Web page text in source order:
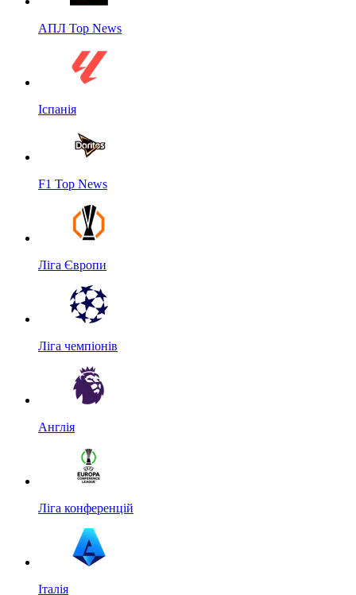
АПЛ Top News
Іспанія
F1 Top News
Ліга Європи
Ліга чемпіонів
Англія
Ліга конференцій
Італія